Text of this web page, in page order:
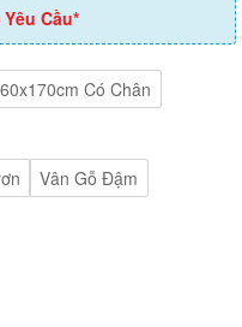
Cầu*
60x170cm Có Chân
Vân Gỗ Đậm